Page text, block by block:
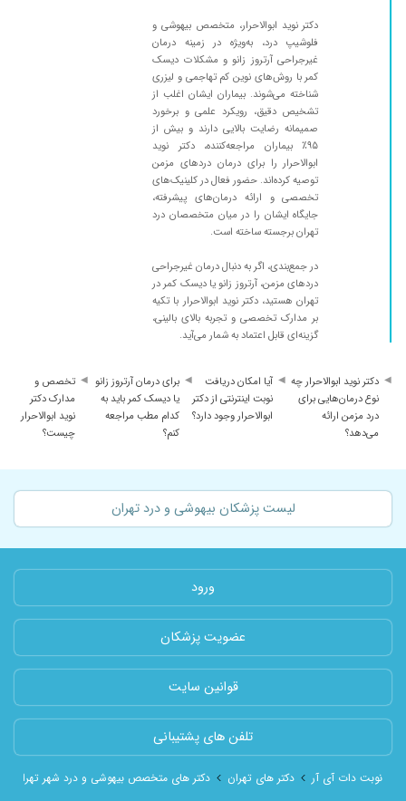
دکتر نوید ابوالاحرار، متخصص بیهوشی و
فلوشیپ درد، به‌ویژه در زمینه درمان
غیرجراحی آرتروز زانو و مشکلات دیسک
کمر با روش‌های نوین کم تهاجمی و لیزری
شناخته می‌شوند. بیماران ایشان اغلب از
تشخیص دقیق، رویکرد علمی و برخورد
صمیمانه رضایت بالایی دارند و بیش از
۹۵٪ بیماران مراجعه‌کننده، دکتر نوید
ابوالاحرار را برای درمان دردهای مزمن
توصیه کرده‌اند. حضور فعال در کلینیک‌های
تخصصی و ارائه درمان‌های پیشرفته،
جایگاه ایشان را در میان متخصصان درد
تهران برجسته ساخته است.
در جمع‌بندی، اگر به دنبال درمان غیرجراحی
دردهای مزمن، آرتروز زانو یا دیسک کمر در
تهران هستید، دکتر نوید ابوالاحرار با تکیه
بر مدارک تخصصی و تجربه بالای بالینی،
گزینه‌ای قابل اعتماد به شمار می‌آید.
دکتر نوید ابوالاحرار چه
نوع درمان‌هایی برای
درد مزمن ارائه
می‌دهد؟
آیا امکان دریافت
نوبت اینترنتی از دکتر
ابوالاحرار وجود دارد؟
برای درمان آرتروز زانو
یا دیسک کمر باید به
کدام مطب مراجعه
کنم؟
تخصص و
مدارک دکتر
نوید ابوالاحرار
چیست؟
لیست پزشکان بیهوشی و درد تهران
ورود
عضویت پزشکان
قوانین سایت
تلفن های پشتیبانی
نوبت دات آی آر دکتر های تهران دکتر های متخصص بیهوشی و درد شهر تهران